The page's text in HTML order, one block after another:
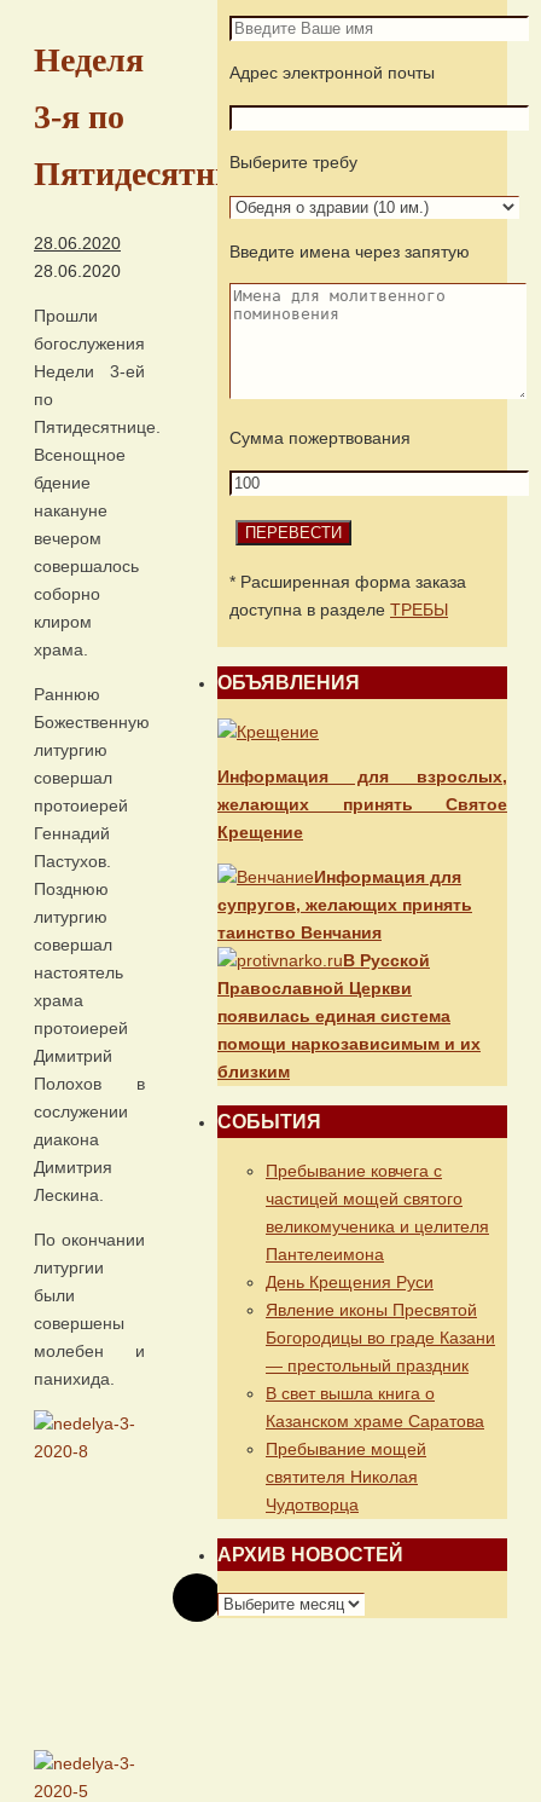
Неделя
3-я по
Пятидесятнице
28.06.2020
28.06.2020
Прошли
богослужения
Недели 3-ей
по
Пятидесятнице.
Всенощное
бдение
накануне
вечером
совершалось
соборно
клиром
храма.
Раннюю
Божественную
литургию
совершал
протоиерей
Геннадий
Пастухов.
Позднюю
литургию
совершал
настоятель
храма
протоиерей
Димитрий
Полохов в
сослужении
диакона
Димитрия
Лескина.
По окончании
литургии
были
совершены
молебен и
панихида.
Адрес электронной почты
Выберите требу
Введите имена через запятую
Сумма пожертвования
* Расширенная форма заказа
доступна в разделе ТРЕБЫ
ОБЪЯВЛЕНИЯ
Информация для взрослых,
желающих принять Святое
Крещение
Информация для
супругов, желающих принять
таинство Венчания
В Русской
Православной Церкви
появилась единая система
помощи наркозависимым и их
близким
СОБЫТИЯ
Пребывание ковчега с
частицей мощей святого
великомученика и целителя
Пантелеимона
День Крещения Руси
Явление иконы Пресвятой
Богородицы во граде Казани
— престольный праздник
В свет вышла книга о
Казанском храме Саратова
Пребывание мощей
святителя Николая
Чудотворца
АРХИВ НОВОСТЕЙ
АРХИВ